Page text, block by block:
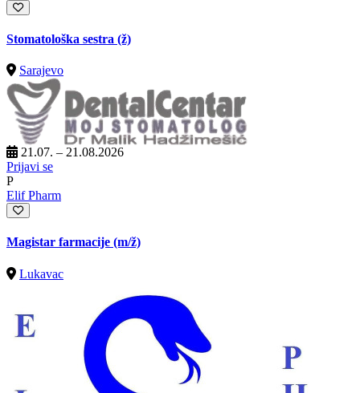
Stomatološka sestra (ž)
Sarajevo
21.07. – 21.08.2026
Prijavi se
P
Elif Pharm
Magistar farmacije (m/ž)
Lukavac